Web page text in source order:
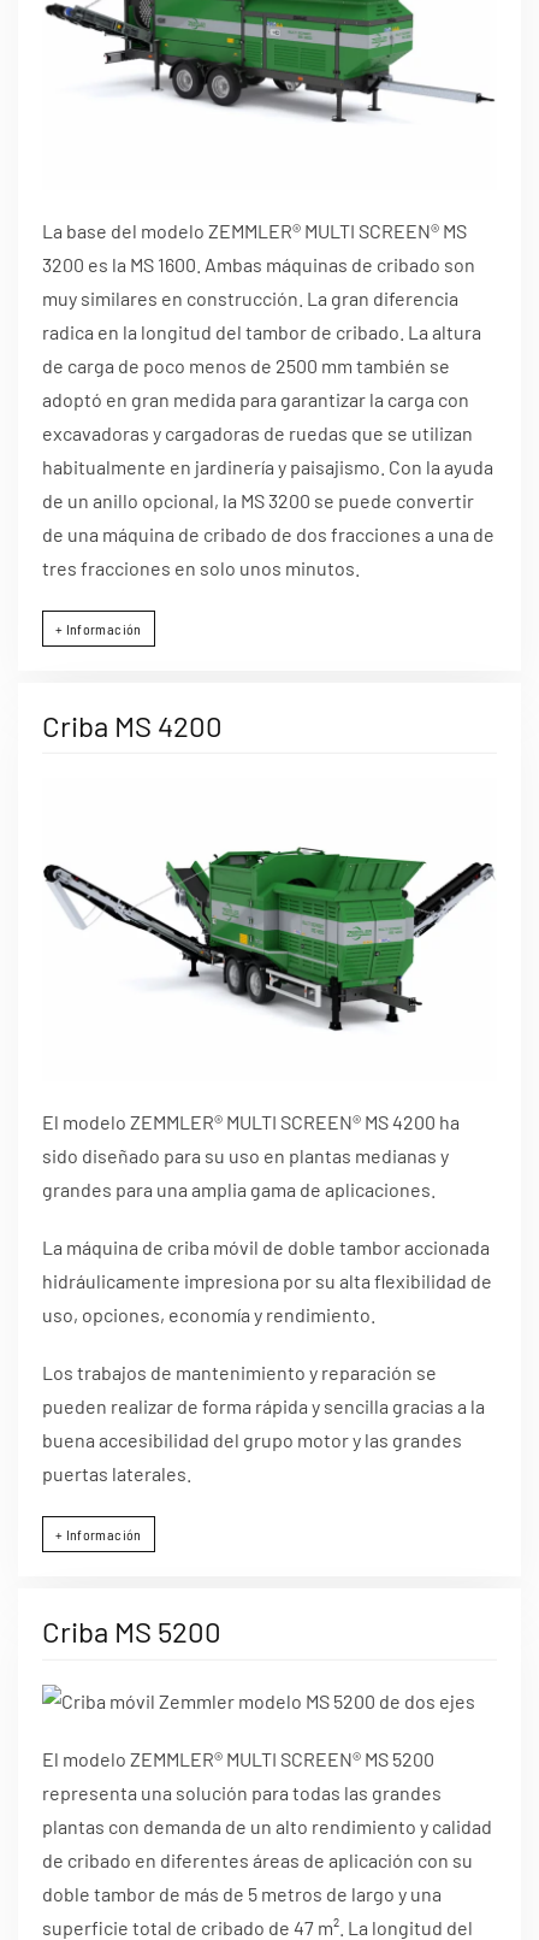
La base del modelo ZEMMLER® MULTI SCREEN® MS
3200 es la MS 1600. Ambas máquinas de cribado son
muy similares en construcción. La gran diferencia
radica en la longitud del tambor de cribado. La altura
de carga de poco menos de 2500 mm también se
adoptó en gran medida para garantizar la carga con
excavadoras y cargadoras de ruedas que se utilizan
habitualmente en jardinería y paisajismo. Con la ayuda
de un anillo opcional, la MS 3200 se puede convertir
de una máquina de cribado de dos fracciones a una de
tres fracciones en solo unos minutos.
+ Información
Criba MS 4200
El modelo ZEMMLER® MULTI SCREEN® MS 4200 ha
sido diseñado para su uso en plantas medianas y
grandes para una amplia gama de aplicaciones.
La máquina de criba móvil de doble tambor accionada
hidráulicamente impresiona por su alta flexibilidad de
uso, opciones, economía y rendimiento.
Los trabajos de mantenimiento y reparación se
pueden realizar de forma rápida y sencilla gracias a la
buena accesibilidad del grupo motor y las grandes
puertas laterales.
+ Información
Criba MS 5200
El modelo ZEMMLER® MULTI SCREEN® MS 5200
representa una solución para todas las grandes
plantas con demanda de un alto rendimiento y calidad
de cribado en diferentes áreas de aplicación con su
doble tambor de más de 5 metros de largo y una
superficie total de cribado de 47 m². La longitud del